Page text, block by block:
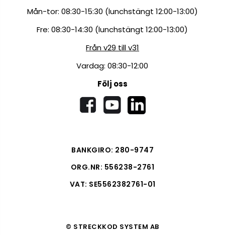
Mån-tor: 08:30-15:30 (lunchstängt 12:00-13:00)
Fre: 08:30-14:30 (lunchstängt 12:00-13:00)
Från v29 till v31
Vardag: 08:30-12:00
Följ oss
BANKGIRO: 280-9747
ORG.NR: 556238-2761
VAT: SE5562382761-01
© STRECKKOD SYSTEM AB